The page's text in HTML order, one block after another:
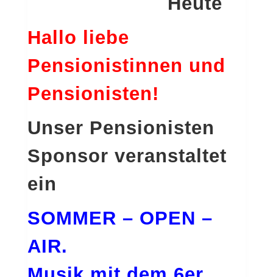
Hallo liebe
Pensionistinnen und
Pensionisten!
Unser Pensionisten
Sponsor veranstaltet
ein
SOMMER – OPEN –
AIR.